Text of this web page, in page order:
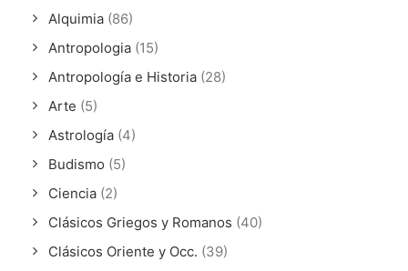
Alquimia (86)
Antropologia (15)
Antropología e Historia (28)
Arte (5)
Astrología (4)
Budismo (5)
Ciencia (2)
Clásicos Griegos y Romanos (40)
Clásicos Oriente y Occ. (39)